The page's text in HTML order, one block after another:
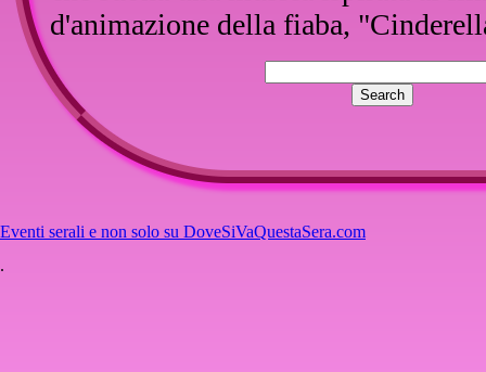
d'animazione della fiaba,
la prima sfera e "Bibbidi-Bobbidi-
sfera con il castello, dipinta a
18 per un diametro dell'ampolla di
sfera, a destra, è un po' più
e abbastanza grande infatti misura
un diametro di 15 cm. Entrambe le
Eventi serali e non solo su DoveSiVaQuestaSera.com
.